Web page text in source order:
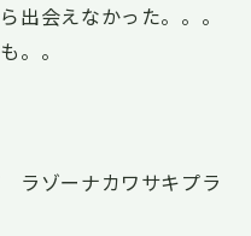
出会えなかった。。。
。。
ラゾーナカワサキプラ